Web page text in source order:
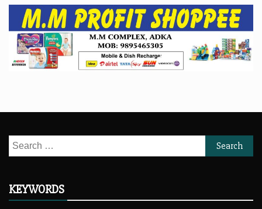
Search
for:
KEYWORDS